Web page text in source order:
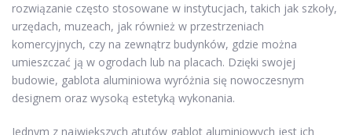
rozwiązanie często stosowane w instytucjach, takich jak szkoły,
urzędach, muzeach, jak również w przestrzeniach
komercyjnych, czy na zewnątrz budynków, gdzie można
umieszczać ją w ogrodach lub na placach. Dzięki swojej
budowie, gablota aluminiowa wyróżnia się nowoczesnym
designem oraz wysoką estetyką wykonania.
Jednym z największych atutów gablot aluminiowych jest ich